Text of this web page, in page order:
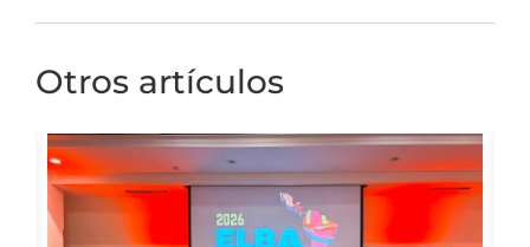
Otros artículos